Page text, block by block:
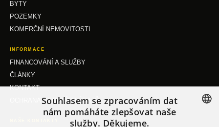
BYTY
POZEMKY
KOMERČNÍ NEMOVITOSTI
INFORMACE
FINANCOVÁNÍ A SLUŽBY
ČLÁNKY
KONTAKT
OCHRANA OSOBNÍCH ÚDAJŮ
Souhlasem se zpracováním dat
nám pomáháte zlepšovat naše
služby. Děkujeme.